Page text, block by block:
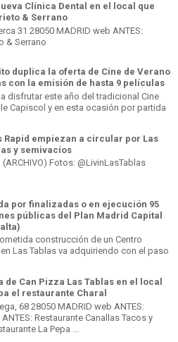
Clínica Dental en el local que
& Serrano
31 28050 MADRID web ANTES:
& Serrano
duplica la oferta de Cine de Verano
con la emisión de hasta 9 películas
disfrutar este año del tradicional Cine
Capiscol y en esta ocasión por partida
Rapid empiezan a circular por Las
y semivacíos
Fotos: @LivinLasTablas
por finalizadas o en ejecución 95
públicas del Plan Madrid Capital
construcción de un Centro
Las Tablas va adquiriendo con el paso
Can Pizza Las Tablas en el local
el restaurante Charal
68 28050 MADRID web ANTES:
Restaurante Canallas Tacos y
La Pepa ...